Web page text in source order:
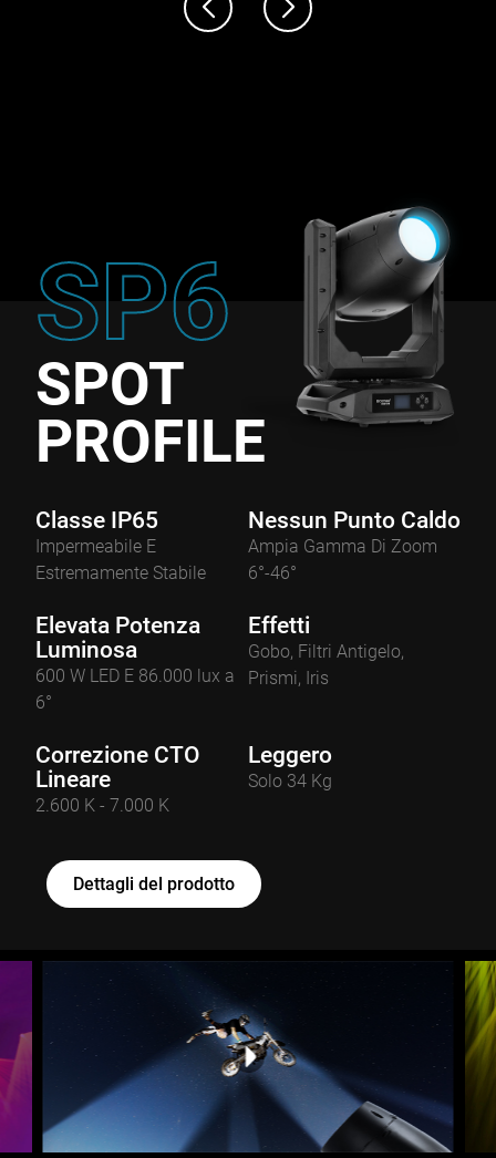
SP6
SPOT
PROFILE
Classe IP65
Impermeabile E
Estremamente Stabile
Nessun Punto Caldo
Ampia Gamma Di Zoom
6°-46°
Elevata Potenza
Luminosa
600 W LED E 86.000 lux a
6°
Effetti
Gobo, Filtri Antigelo,
Prismi, Iris
Correzione CTO
Lineare
2.600 K - 7.000 K
Leggero
Solo 34 Kg
Dettagli del prodotto